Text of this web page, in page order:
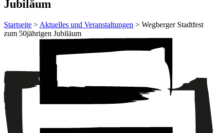
Jubiläum
Startseite > Aktuelles und Veranstaltungen > Wegberger Stadtfest
zum 50jährigen Jubiläum